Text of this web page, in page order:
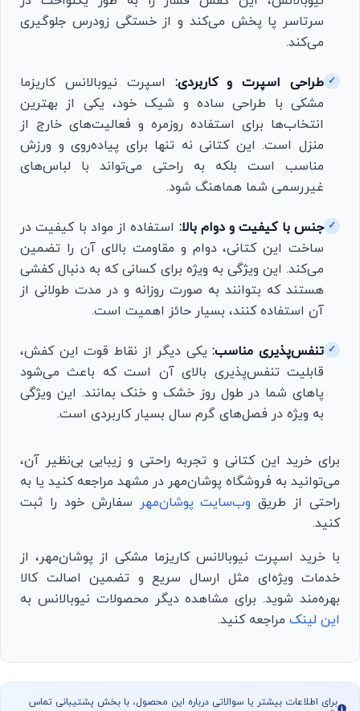
سرتاسر پا پخش می‌کند و از خستگی زودرس جلوگیری
می‌کند.
✓ طراحی اسپرت و کاربردی: اسپرت نیوبالانس کاریزما
مشکی با طراحی ساده و شیک خود، یکی از بهترین
انتخاب‌ها برای استفاده روزمره و فعالیت‌های خارج از
منزل است. این کتانی نه تنها برای پیاده‌روی و ورزش
مناسب است بلکه به راحتی می‌تواند با لباس‌های
غیررسمی شما هماهنگ شود.
✓ جنس با کیفیت و دوام بالا: استفاده از مواد با کیفیت در
ساخت این کتانی، دوام و مقاومت بالای آن را تضمین
می‌کند. این ویژگی به ویژه برای کسانی که به دنبال کفشی
هستند که بتوانند به صورت روزانه و در مدت طولانی از
آن استفاده کنند، بسیار حائز اهمیت است.
✓ تنفس‌پذیری مناسب:یکی دیگر از نقاط قوت این کفش،
قابلیت تنفس‌پذیری بالای آن است که باعث می‌شود
پاهای شما در طول روز خشک و خنک بمانند. این ویژگی
به ویژه در فصل‌های گرم سال بسیار کاربردی است.
برای خرید این کتانی و تجربه راحتی و زیبایی بی‌نظیر آن،
می‌توانید به فروشگاه پوشان‌مهر در مشهد مراجعه کنید یا به
راحتی از طریق وب‌سایت پوشان‌مهر سفارش خود را ثبت
کنید.
با خرید اسپرت نیوبالانس کاریزما مشکی از پوشان‌مهر، از
خدمات ویژه‌ای مثل ارسال سریع و تضمین اصالت کالا
بهره‌مند شوید. برای مشاهده دیگر محصولات نیوبالانس به
این لینک مراجعه کنید.
برای اطلاعات بیشتر یا سوالاتی درباره این محصول، با بخش پشتیبانی تماس